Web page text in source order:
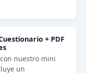
+ PDF
nuestro mini
un